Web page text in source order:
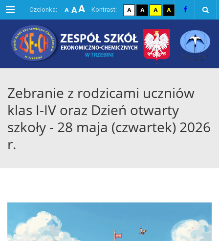
MenuCzcionka: Adomyślna czcionka
A
większa czcionka
A
największa czcionka
Kontrast: Akontrast domyślny
Akontrast biały tekst na
Akontrast czarny
Akontrast żółty
Zebranie z rodzicami uczniów
klas I-IV oraz Dzień otwarty
szkoły - 28 maja (czwartek) 2026
r.